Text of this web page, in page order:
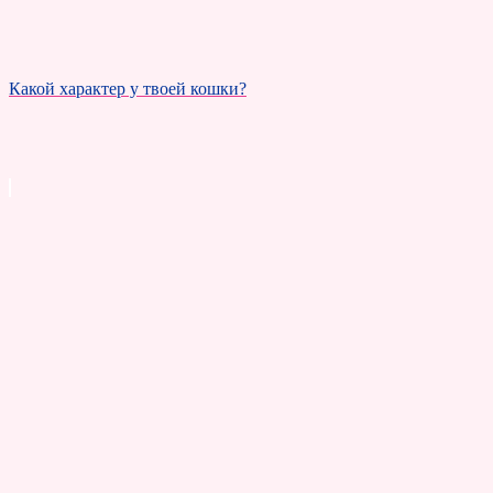
Какой характер у твоей кошки?